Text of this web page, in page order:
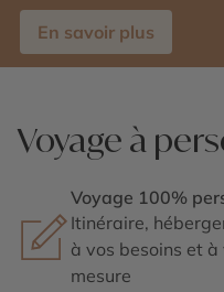
En savoir plus
Voyage à
Voyage 100%
Itinéraire,
à vos besoins et
mesure